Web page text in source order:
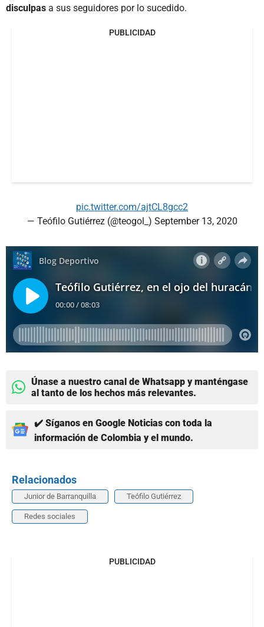
disculpas a sus seguidores por lo sucedido.
PUBLICIDAD
pic.twitter.com/ajtCL8gcc2
— Teófilo Gutiérrez (@teogol_) September 13, 2020
Únase a nuestro canal de Whatsapp y manténgase
al tanto de los hechos más relevantes.
✔️ Síganos en Google Noticias con toda la
información de Colombia y el mundo.
Relacionados
Junior de Barranquilla Teófilo Gutiérrez
Redes sociales
PUBLICIDAD